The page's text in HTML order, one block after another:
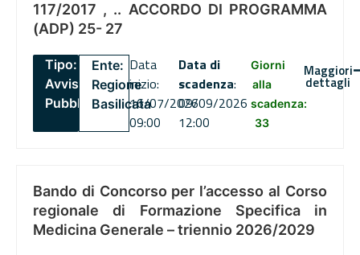
117/2017 , .. ACCORDO DI PROGRAMMA
(ADP) 25- 27
Tipo:
Avviso
Pubblico
Ente:
Regione
Basilicata
Data
inizio:
16/07/2026
09:00
Data di
scadenza:
09/09/2026
12:00
Giorni
alla
scadenza:
33
Maggiori
dettagli
Bando di Concorso per l’accesso al Corso
regionale di Formazione Specifica in
Medicina Generale – triennio 2026/2029